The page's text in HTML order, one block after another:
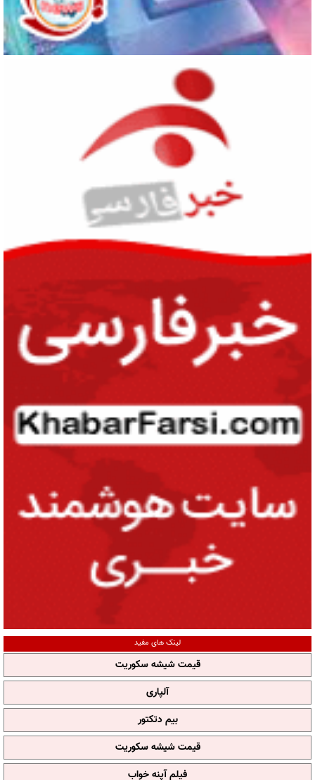
لینک های مفید
قیمت شیشه سکوریت
آلپاری
بیم دتکتور
قیمت شیشه سکوریت
فیلم آپنه خواب